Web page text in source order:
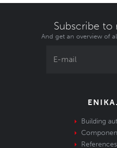
Subscribe to
And get an overview of
Building
References